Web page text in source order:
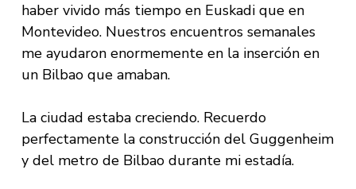
haber vivido más tiempo en Euskadi que en
Montevideo. Nuestros encuentros semanales
me ayudaron enormemente en la inserción en
un Bilbao que amaban.
La ciudad estaba creciendo. Recuerdo
perfectamente la construcción del Guggenheim
y del metro de Bilbao durante mi estadía.